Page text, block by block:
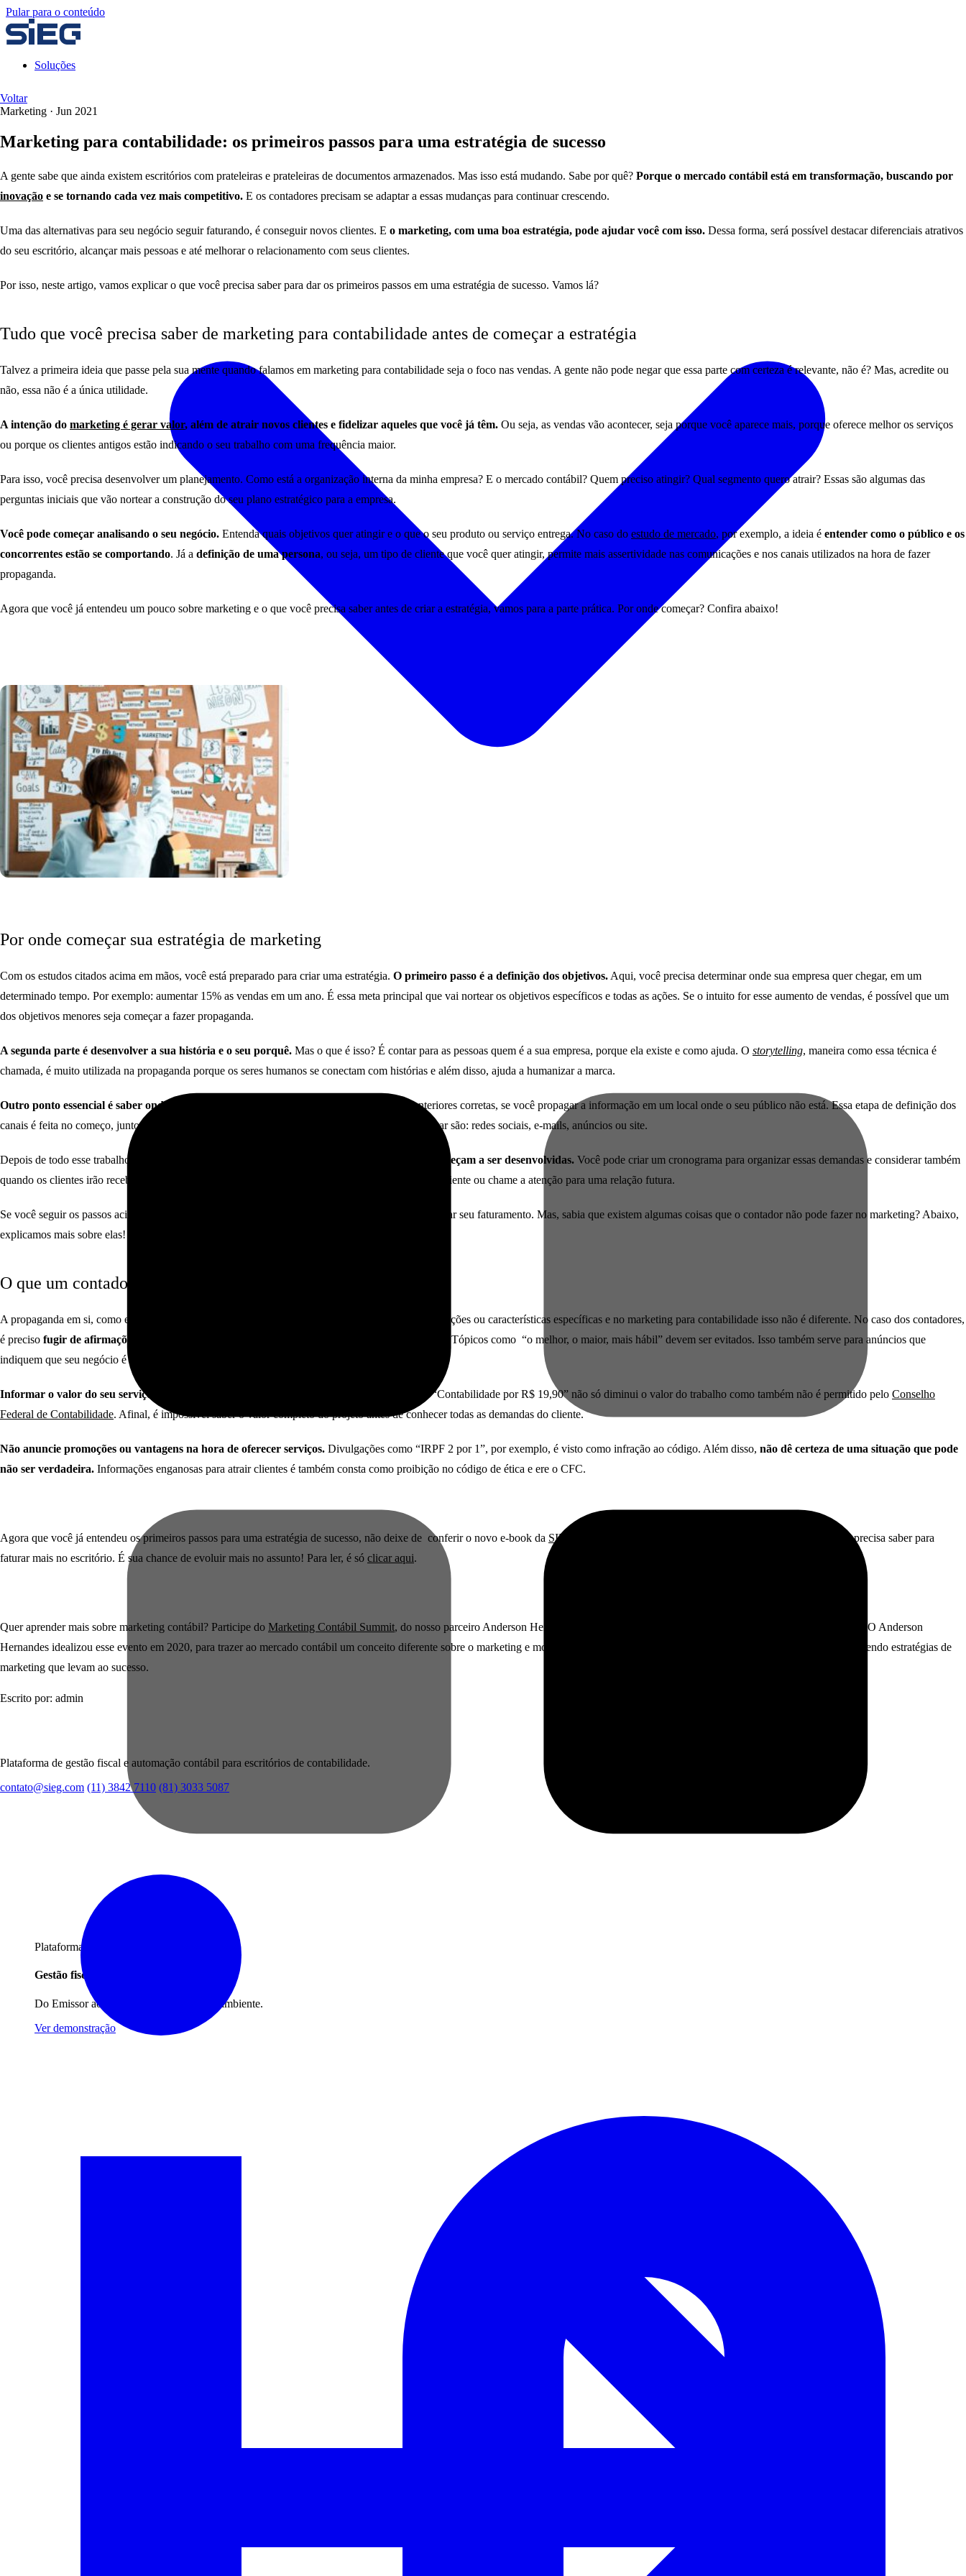
Pular para o conteúdo
Soluções
Plataforma completa
Gestão fiscal e contábil integrada
Do Emissor ao IRPF, tudo em um único ambiente.
Ver demonstração
Voltar
Marketing · Jun 2021
Marketing para contabilidade: os primeiros passos para uma estratégia de sucesso
A gente sabe que ainda existem escritórios com prateleiras e prateleiras de documentos armazenados. Mas isso está mudando. Sabe por quê? Porque o mercado contábil está em transformação, buscando por
inovação e se tornando cada vez mais competitivo. E os contadores precisam se adaptar a essas mudanças para continuar crescendo.
Uma das alternativas para seu negócio seguir faturando, é conseguir novos clientes. E o marketing, com uma boa estratégia, pode ajudar você com isso. Dessa forma, será possível destacar diferenciais atrativos
do seu escritório, alcançar mais pessoas e até melhorar o relacionamento com seus clientes.
Por isso, neste artigo, vamos explicar o que você precisa saber para dar os primeiros passos em uma estratégia de sucesso. Vamos lá?
Tudo que você precisa saber de marketing para contabilidade antes de começar a estratégia
Talvez a primeira ideia que passe pela sua mente quando falamos em marketing para contabilidade seja o foco nas vendas. A gente não pode negar que essa parte com certeza é relevante, não é? Mas, acredite ou
não, essa não é a única utilidade.
A intenção do marketing é gerar valor, além de atrair novos clientes e fidelizar aqueles que você já têm. Ou seja, as vendas vão acontecer, seja porque você aparece mais, porque oferece melhor os serviços
ou porque os clientes antigos estão indicando o seu trabalho com uma frequência maior.
Para isso, você precisa desenvolver um planejamento. Como está a organização interna da minha empresa? E o mercado contábil? Quem preciso atingir? Qual segmento quero atrair? Essas são algumas das
perguntas iniciais que vão nortear a construção do seu plano estratégico para a empresa.
Você pode começar analisando o seu negócio. Entenda quais objetivos quer atingir e o que o seu produto ou serviço entrega. No caso do estudo de mercado, por exemplo, a ideia é entender como o público e os
concorrentes estão se comportando. Já a definição de uma persona, ou seja, um tipo de cliente que você quer atingir, permite mais assertividade nas comunicações e nos canais utilizados na hora de fazer
propaganda.
Agora que você já entendeu um pouco sobre marketing e o que você precisa saber antes de criar a estratégia, vamos para a parte prática. Por onde começar? Confira abaixo!
Por onde começar sua estratégia de marketing
Com os estudos citados acima em mãos, você está preparado para criar uma estratégia. O primeiro passo é a definição dos objetivos. Aqui, você precisa determinar onde sua empresa quer chegar, em um
determinado tempo. Por exemplo: aumentar 15% as vendas em um ano. É essa meta principal que vai nortear os objetivos específicos e todas as ações. Se o intuito for esse aumento de vendas, é possível que um
dos objetivos menores seja começar a fazer propaganda.
A segunda parte é desenvolver a sua história e o seu porquê. Mas o que é isso? É contar para as pessoas quem é a sua empresa, porque ela existe e como ajuda. O storytelling, maneira como essa técnica é
chamada, é muito utilizada na propaganda porque os seres humanos se conectam com histórias e além disso, ajuda a humanizar a marca.
Outro ponto essencial é saber onde se comunicar.
Afinal, não adianta ter todas as etapas anteriores corretas, se você propagar a informação em um local onde o seu público não está. Essa etapa de definição dos
canais é feita no começo, junto a criação da persona. Alguns exemplos de canais para se comunicar são: redes sociais, e-mails, anúncios ou site.
Depois de todo esse trabalho, finalmente é o momento que a criação de conteúdo e as peças começam a ser desenvolvidas. Você pode criar um cronograma para organizar essas demandas e considerar também
quando os clientes irão receber esses materiais. A ideia é que esse conteúdo torne uma pessoa sua cliente ou chame a atenção para uma relação futura.
Se você seguir os passos acima da maneira certa, a estratégia tende a trazer novos clientes e aumentar seu faturamento. Mas, sabia que existem algumas coisas que o contador não pode fazer no marketing? Abaixo,
explicamos mais sobre elas!
O que um contador não pode fazer no marketing?
A propaganda em si, como estratégia, pode atuar em qualquer setor. Mas cada um possui suas limitações ou características específicas e no marketing para contabilidade isso não é diferente. No caso dos contadores,
é preciso fugir de afirmações que podem fazer seus concorrentes parecerem inferiores a você.
Tópicos como “o melhor, o maior, mais hábil” devem ser evitados. Isso também serve para anúncios que
indiquem que seu negócio é melhor do que qualquer outro.
Informar o valor do seu serviço na internet é outra ideia que você deve manter distância.“Contabilidade por R$ 19,90” não só diminui o valor do trabalho como também não é permitido pelo Conselho
Federal de Contabilidade. Afinal, é impossível saber o valor completo do projeto antes de conhecer todas as demandas do cliente.
Não anuncie promoções ou vantagens na hora de oferecer serviços. Divulgações como “IRPF 2 por 1”, por exemplo, é visto como infração ao código. Além disso, não dê certeza de uma situação que pode
não ser verdadeira. Informações enganosas para atrair clientes é também consta como proibição no código de ética e ere o CFC.
Agora que você já entendeu os primeiros passos para uma estratégia de sucesso, não deixe de conferir o novo e-book da SIEG
sobre marketing. Nele colocamos em detalhes tudo que você precisa saber para
faturar mais no escritório. É sua chance de evoluir mais no assunto! Para ler, é só clicar aqui.
Quer aprender mais sobre marketing contábil? Participe do Marketing Contábil Summit, do nosso parceiro Anderson Hernandes, CEO da
, um case de sucesso da SIEG. O Anderson
Hernandes idealizou esse evento em 2020, para trazer ao mercado contábil um conceito diferente sobre o marketing e mostrar como é possível mudar os resultados de suas empresas contábeis tendo estratégias de
marketing que levam ao sucesso.
Escrito por: admin
Plataforma de gestão fiscal e automação contábil para escritórios de contabilidade.
contato@sieg.com (11) 3842 7110 (81) 3033 5087